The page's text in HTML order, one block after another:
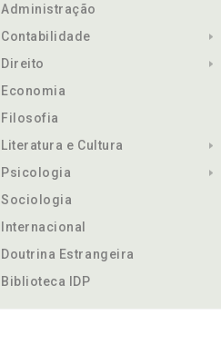
Administração
Contabilidade
Direito
Economia
Filosofia
Literatura e Cultura
Psicologia
Sociologia
Internacional
Doutrina Estrangeira
Biblioteca IDP